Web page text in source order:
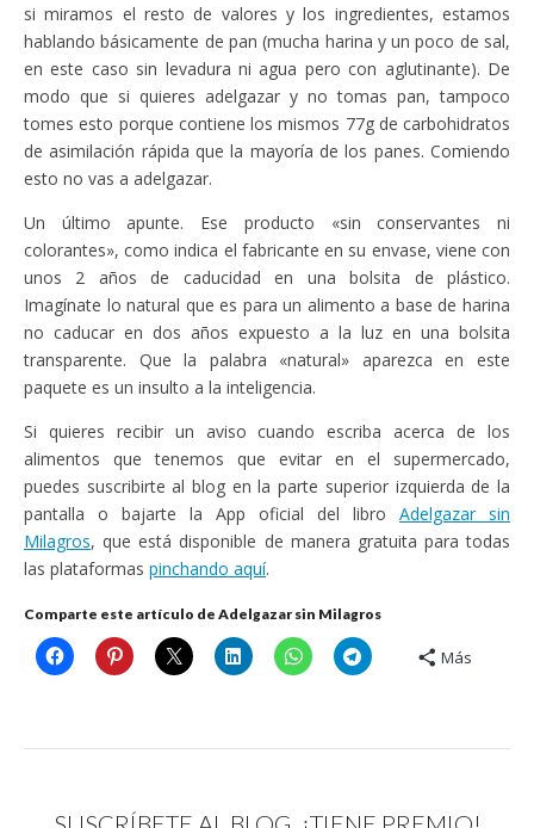
si miramos el resto de valores y los ingredientes, estamos
hablando básicamente de pan (mucha harina y un poco de sal,
en este caso sin levadura ni agua pero con aglutinante). De
modo que si quieres adelgazar y no tomas pan, tampoco
tomes esto porque contiene los mismos 77g de carbohidratos
de asimilación rápida que la mayoría de los panes. Comiendo
esto no vas a adelgazar.
Un último apunte. Ese producto «sin conservantes ni
colorantes», como indica el fabricante en su envase, viene con
unos 2 años de caducidad en una bolsita de plástico.
Imagínate lo natural que es para un alimento a base de harina
no caducar en dos años expuesto a la luz en una bolsita
transparente. Que la palabra «natural» aparezca en este
paquete es un insulto a la inteligencia.
Si quieres recibir un aviso cuando escriba acerca de los
alimentos que tenemos que evitar en el supermercado,
puedes suscribirte al blog en la parte superior izquierda de la
pantalla o bajarte la App oficial del libro Adelgazar sin
Milagros, que está disponible de manera gratuita para todas
las plataformas pinchando aquí.
Comparte este artículo de Adelgazar sin Milagros
Más